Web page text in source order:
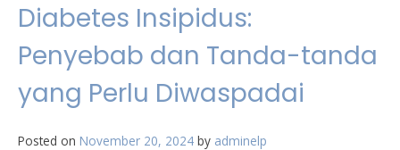
Diabetes Insipidus:
Penyebab dan Tanda-tanda
yang Perlu Diwaspadai
Posted on November 20, 2024 by adminelp